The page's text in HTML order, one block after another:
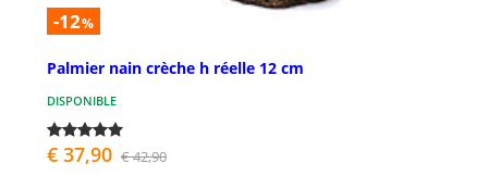
-12%
Palmier nain crèche h réelle 12 cm
DISPONIBLE
€ 37,90 € 42,90